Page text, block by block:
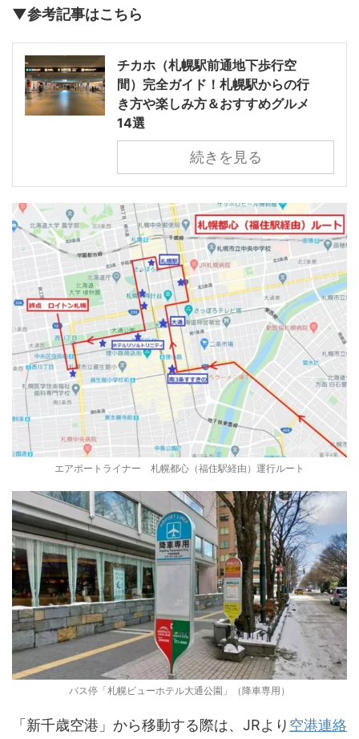
▼参考記事はこちら
チカホ（札幌駅前通地下歩行空
間）完全ガイド！札幌駅からの行
き方や楽しみ方＆おすすめグルメ
14選
続きを見る
エアポートライナー 札幌都心（福住駅経由）運行ルート
バス停「札幌ビューホテル大通公園」（降車専用）
「新千歳空港」から移動する際は、JRより 空港連絡